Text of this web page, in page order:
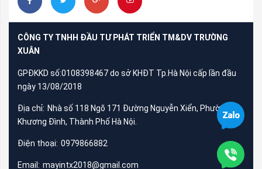
CÔNG TY TNHH ĐẦU TƯ PHÁT TRIỂN TM&DV TRƯỜNG
XUÂN
GPĐKKD số:0108398467 do sở KHĐT Tp.Hà Nội cấp lần đầu
ngày 13/08/2018
Địa chỉ: Nhà số 118 Ngõ 171 Đường Nguyễn Xiển, Phường
Khương Đình, Thành Phố Hà Nội.
Điện thoại: 0979866882
Email: mayintx2018@gmail.com